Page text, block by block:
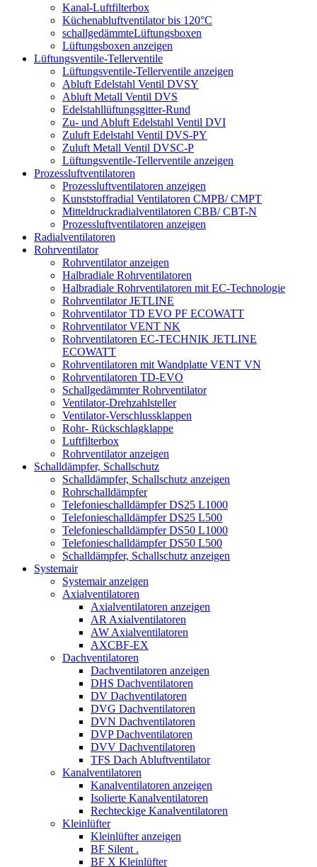
Kanal-Luftfilterbox
Küchenabluftventilator bis 120°C
schallgedämmteLüftungsboxen
Lüftungsboxen anzeigen
Lüftungsventile-Tellerventile
Lüftungsventile-Tellerventile anzeigen
Abluft Edelstahl Ventil DVSY
Abluft Metall Ventil DVS
Edelstahllüftungsgitter-Rund
Zu- und Abluft Edelstahl Ventil DVI
Zuluft Edelstahl Ventil DVS-PY
Zuluft Metall Ventil DVSC-P
Lüftungsventile-Tellerventile anzeigen
Prozessluftventilatoren
Prozessluftventilatoren anzeigen
Kunststoffradial Ventilatoren CMPB/ CMPT
Mitteldruckradialventilatoren CBB/ CBT-N
Prozessluftventilatoren anzeigen
Radialventilatoren
Rohrventilator
Rohrventilator anzeigen
Halbradiale Rohrventilatoren
Halbradiale Rohrventilatoren mit EC-Technologie
Rohrventilator JETLINE
Rohrventilator TD EVO PF ECOWATT
Rohrventilator VENT NK
Rohrventilatoren EC-TECHNIK JETLINE
ECOWATT
Rohrventilatoren mit Wandplatte VENT VN
Rohrventilatoren TD-EVO
Schallgedämmter Rohrventilator
Ventilator-Drehzahlsteller
Ventilator-Verschlussklappen
Rohr- Rückschlagklappe
Luftfilterbox
Rohrventilator anzeigen
Schalldämpfer, Schallschutz
Schalldämpfer, Schallschutz anzeigen
Rohrschalldämpfer
Telefonieschalldämpfer DS25 L1000
Telefonieschalldämpfer DS25 L500
Telefonieschalldämpfer DS50 L1000
Telefonieschalldämpfer DS50 L500
Schalldämpfer, Schallschutz anzeigen
Systemair
Systemair anzeigen
Axialventilatoren
Axialventilatoren anzeigen
AR Axialventilatoren
AW Axialventilatoren
AXCBF-EX
Dachventilatoren
Dachventilatoren anzeigen
DHS Dachventilatoren
DV Dachventilatoren
DVG Dachventilatoren
DVN Dachventilatoren
DVP Dachventilatoren
DVV Dachventilatoren
TFS Dach Abluftventilator
Kanalventilatoren
Kanalventilatoren anzeigen
Isolierte Kanalventilatoren
Rechteckige Kanalventilatoren
Kleinlüfter
Kleinlüfter anzeigen
BF Silent .
BF X Kleinlüfter